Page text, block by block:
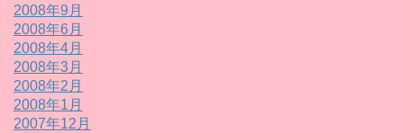
2008年9月
2008年6月
2008年4月
2008年3月
2008年2月
2008年1月
2007年12月